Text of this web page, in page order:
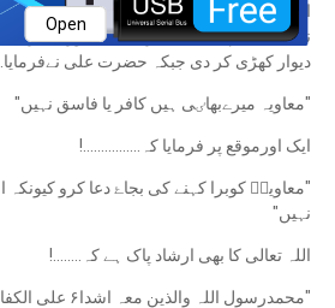
ام حبیبہؓ حضورﷺ کی زوجہ محترمہ ہیں۔
نے بہت ستم کیا کہ حضرت علیؓ اور حضرت
دیوار کھڑی کر دی جبکہ حضرت علی
"معاویہ میرےبھاٸی ہیں کافر یا فاسق نہیں"
ایک اورموقع پر فرمایا کہ................!
"معاویہؓ کوبرا کہنے کی بجاۓ دعا کرو
نہیں"
اللہ تعالی کا بھی ارشاد پاک ہے کہ........!
"محمدرسول اللہ والذین معہ اشدا۶ علی الکفار رحما۶ بینھم"
Open